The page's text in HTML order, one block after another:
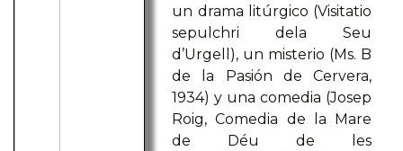
un drama litúrgico (Visitatio
sepulchri dela Seu
d’Urgell), un misterio (Ms. B
de la Pasión de Cervera,
1934) y una comedia (Josep
Roig, Comedia de la Mare
de Déu de les